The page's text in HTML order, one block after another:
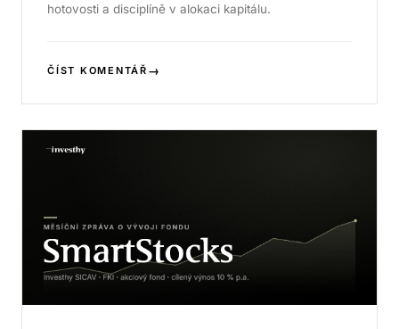
hotovosti a disciplíně v alokaci kapitálu.
ČÍST KOMENTÁŘ →